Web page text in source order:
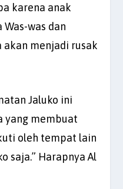
karena anak
was dan
akan menjadi rusak
Jaluko ini
yang membuat
oleh tempat lain
saja.” Harapnya Al